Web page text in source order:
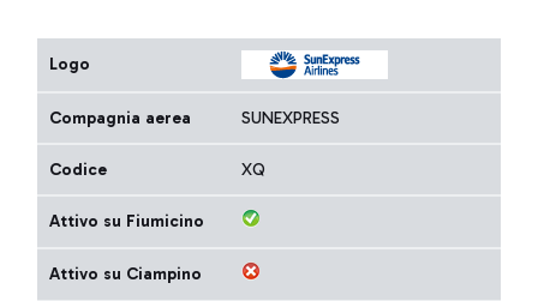
Logo
Compagnia aerea SUNEXPRESS
Codice XQ
Attivo su Fiumicino
Attivo su Ciampino